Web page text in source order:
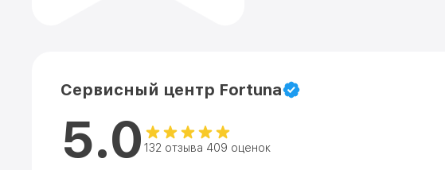
Сервисный центр Fortuna
5.0 132 отзыва 409 оценок